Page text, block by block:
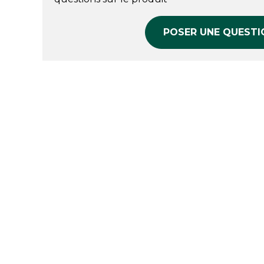
POSER UNE